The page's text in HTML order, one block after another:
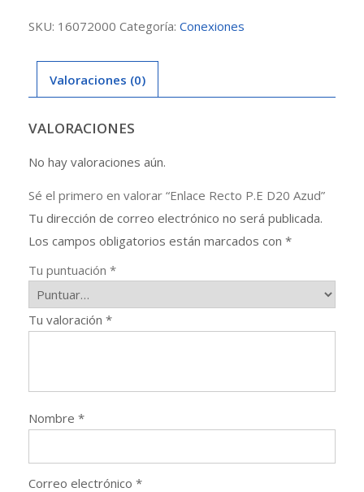
Azud
SKU: 16072000 Categoría: Conexiones
Valoraciones (0)
VALORACIONES
No hay valoraciones aún.
Sé el primero en valorar “Enlace Recto P.E D20 Azud”
Tu dirección de correo electrónico no será publicada.
Los campos obligatorios están marcados con *
Tu puntuación *
Tu valoración *
Nombre *
Correo electrónico *